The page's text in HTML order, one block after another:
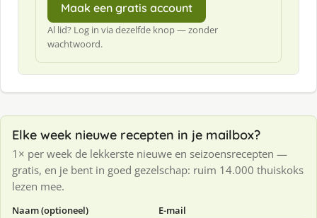
Maak een gratis account
Al lid? Log in via dezelfde knop — zonder
wachtwoord.
Elke week nieuwe recepten in je mailbox?
1× per week de lekkerste nieuwe en seizoensrecepten —
gratis, en je bent in goed gezelschap: ruim 14.000 thuiskoks
lezen mee.
Naam (optioneel) E-mail